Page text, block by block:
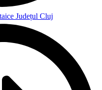
Județul Cluj